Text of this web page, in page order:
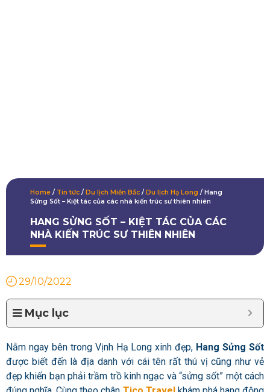
Home / Tin tức / Du lịch Miền Bắc / Du lịch Hạ Long / Hang
Sửng Sốt – Kiệt tác của các nhà kiến trúc sư thiên nhiên
HANG SỬNG SỐT – KIỆT TÁC CỦA CÁC
NHÀ KIẾN TRÚC SƯ THIÊN NHIÊN
29/10/2022
Mục lục
Nằm ngay bên trong Vịnh Hạ Long xinh đẹp, Hang Sửng Sốt
được biết đến là địa danh với cái tên rất thú vị cũng như vẻ
đẹp khiến bạn phải trầm trồ kinh ngạc và “sửng sốt” một cách